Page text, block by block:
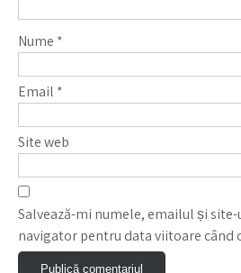
Nume *
Email *
Site web
Salvează-mi numele, emailul și
navigator pentru data viitoare când